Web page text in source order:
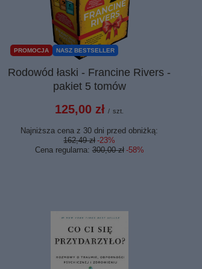
PROMOCJA NASZ BESTSELLER
Rodowód łaski - Francine Rivers -
pakiet 5 tomów
125,00 zł / szt.
Najniższa cena z 30 dni przed obniżką:
162,49 zł -23%
Cena regularna: 300,00 zł -58%